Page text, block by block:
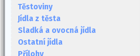
Těstoviny
Jídla z těsta
Sladká a ovocná jídla
Ostatní jídla
Přílohy